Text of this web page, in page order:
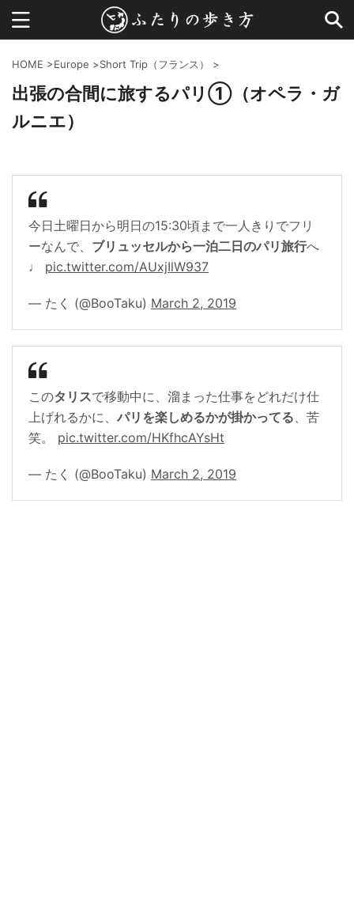
HOME >Europe >Short Trip（フランス） >
出張の合間に旅するパリ①（オペラ・ガ
ルニエ）
今日土曜日から明日の15:30頃まで一人きりでフリ
ーなんで、 ブリュッセルから一泊二日のパリ旅行へ
♩ pic.twitter.com/AUxjIlW937
— たく (@BooTaku) March 2, 2019
このタリスで移動中に、溜まった仕事をどれだけ仕
上げれるかに、 パリを楽しめるかが掛かってる、苦
笑。 pic.twitter.com/HKfhcAYsHt
— たく (@BooTaku) March 2, 2019